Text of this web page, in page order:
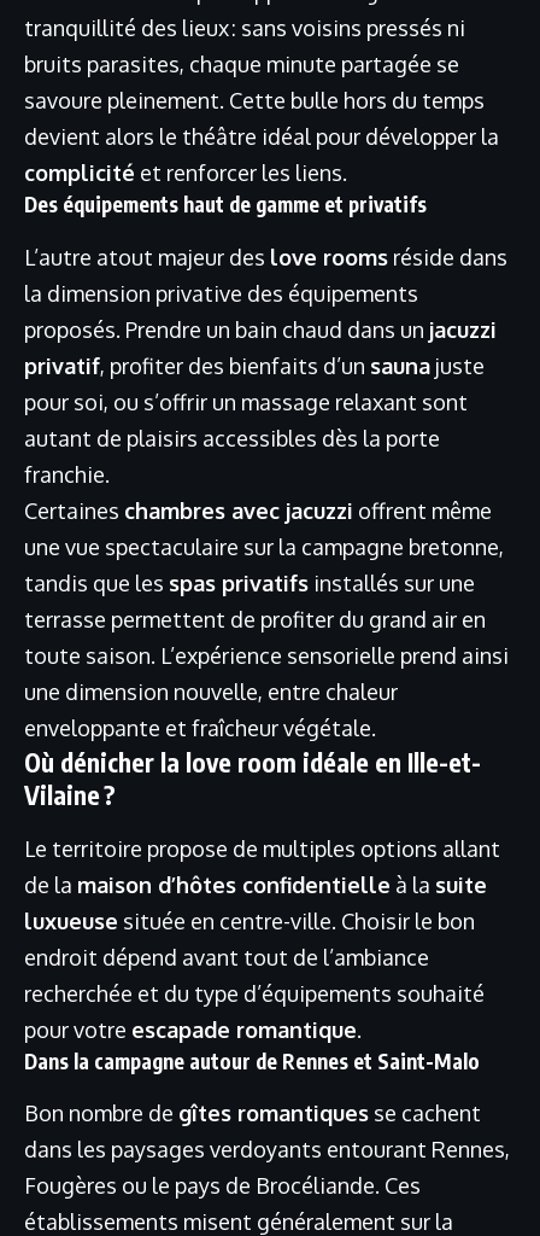
tranquillité des lieux : sans voisins pressés ni
bruits parasites, chaque minute partagée se
savoure pleinement. Cette bulle hors du temps
devient alors le théâtre idéal pour développer la
complicité et renforcer les liens.
Des équipements haut de gamme et privatifs
L’autre atout majeur des love rooms réside dans
la dimension privative des équipements
proposés. Prendre un bain chaud dans un jacuzzi
privatif, profiter des bienfaits d’un sauna juste
pour soi, ou s’offrir un massage relaxant sont
autant de plaisirs accessibles dès la porte
franchie.
Certaines chambres avec jacuzzi offrent même
une vue spectaculaire sur la campagne bretonne,
tandis que les spas privatifs installés sur une
terrasse permettent de profiter du grand air en
toute saison. L’expérience sensorielle prend ainsi
une dimension nouvelle, entre chaleur
enveloppante et fraîcheur végétale.
Où dénicher la love room idéale en Ille-et-
Vilaine ?
Le territoire propose de multiples options allant
de la maison d’hôtes confidentielle à la suite
luxueuse située en centre-ville. Choisir le bon
endroit dépend avant tout de l’ambiance
recherchée et du type d’équipements souhaité
pour votre escapade romantique.
Dans la campagne autour de Rennes et Saint-Malo
Bon nombre de gîtes romantiques se cachent
dans les paysages verdoyants entourant Rennes,
Fougères ou le pays de Brocéliande. Ces
établissements misent généralement sur la